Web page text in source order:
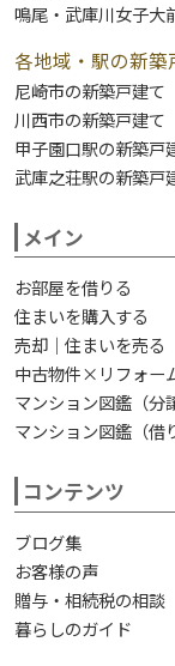
鳴尾・武庫川女子大
各地域・駅の新築
尼崎市の新築戸建て
川西市の新築戸建て
甲子園口駅の新築戸
武庫之荘駅の新築戸
メイン
お部屋を借りる
住まいを購入する
売却｜住まいを売る
中古物件×リフォー
マンション図鑑（分
マンション図鑑（借
コンテンツ
ブログ集
お客様の声
贈与・相続税の相談
暮らしのガイド